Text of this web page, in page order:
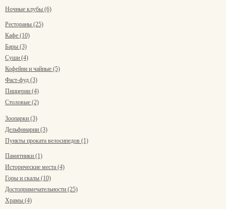
Ночные клубы (6)
Рестораны (25)
Кафе (10)
Бары (3)
Суши (4)
Кофейни и чайные (5)
Фаст-фуд (3)
Пиццерии (4)
Столовые (2)
Зоопарки (3)
Дельфинарии (3)
Пункты проката велосипедов (1)
Памятники (1)
Исторические места (4)
Горы и скалы (10)
Достопримечательности (25)
Храмы (4)